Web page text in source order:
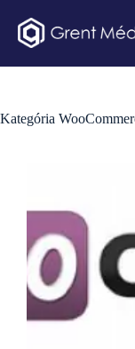
Kategória